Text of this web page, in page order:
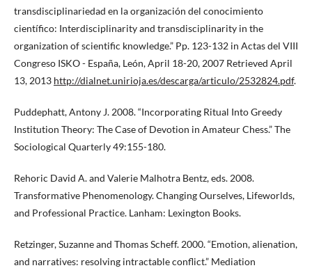
transdisciplinariedad en la organización del conocimiento
científico: Interdisciplinarity and transdisciplinarity in the
organization of scientific knowledge.” Pp. 123-132 in Actas del VIII
Congreso ISKO - España, León, April 18-20, 2007 Retrieved April
13, 2013 http://dialnet.unirioja.es/descarga/articulo/2532824.pdf.
Puddephatt, Antony J. 2008. “Incorporating Ritual Into Greedy
Institution Theory: The Case of Devotion in Amateur Chess.” The
Sociological Quarterly 49:155-180.
Rehoric David A. and Valerie Malhotra Bentz, eds. 2008.
Transformative Phenomenology. Changing Ourselves, Lifeworlds,
and Professional Practice. Lanham: Lexington Books.
Retzinger, Suzanne and Thomas Scheff. 2000. “Emotion, alienation,
and narratives: resolving intractable conflict.” Mediation